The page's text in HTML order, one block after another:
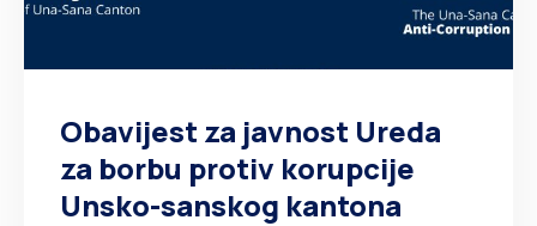
Obavijest za javnost Ureda
za borbu protiv korupcije
Unsko-sanskog kantona